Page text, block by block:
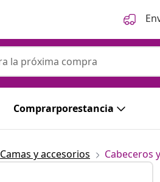
Comprarporestancia
Camas y accesorios Cabeceros